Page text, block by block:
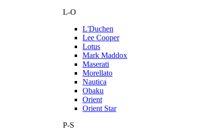
L-O
L'Duchen
Lee Cooper
Lotus
Mark Maddox
Maserati
Morellato
Nautica
Obaku
Orient
Orient Star
P-S